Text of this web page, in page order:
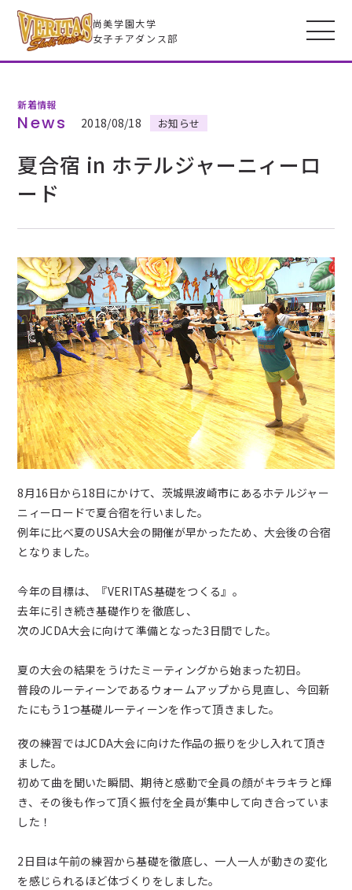
尚美学園大学
女子チアダンス部
VERITASとは
メンバー
全米大会
高校生のみなさんへ
新着情報
ブログ
お問い合わせ
よくあるご質問
プライバシーポリシー
新着情報
News 2018/08/18 お知らせ
夏合宿 in ホテルジャーニィーロ
ード
8月16日から18日にかけて、茨城県波崎市にあるホテルジャー
ニィーロードで夏合宿を行いました。
例年に比べ夏のUSA大会の開催が早かったため、大会後の合宿
となりました。
今年の目標は、『VERITAS基礎をつくる』。
去年に引き続き基礎作りを徹底し、
次のJCDA大会に向けて準備となった3日間でした。
夏の大会の結果をうけたミーティングから始まった初日。
普段のルーティーンであるウォームアップから見直し、今回新
たにもう1つ基礎ルーティーンを作って頂きました。
夜の練習ではJCDA大会に向けた作品の振りを少し入れて頂き
ました。
初めて曲を聞いた瞬間、期待と感動で全員の顔がキラキラと輝
き、その後も作って頂く振付を全員が集中して向き合っていま
した！
2日目は午前の練習から基礎を徹底し、一人一人が動きの変化
を感じられるほど体づくりをしました。